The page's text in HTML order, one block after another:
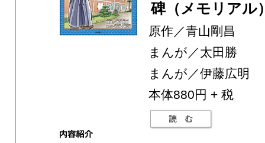
碑（メモリアル
原作／青山剛昌
まんが／太田勝
まんが／伊藤広明
本体880円 + 税